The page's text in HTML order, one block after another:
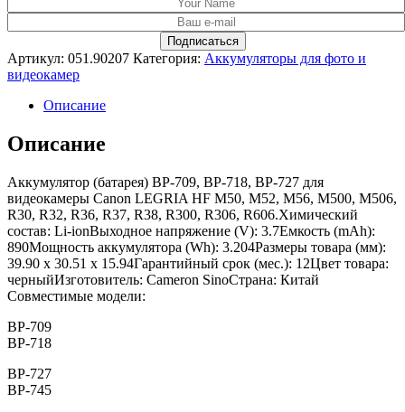
Артикул: 051.90207 Категория: Аккумуляторы для фото и
видеокамер
Описание
Описание
Аккумулятор (батарея) BP-709, BP-718, BP-727 для
видеокамеры Canon LEGRIA HF M50, M52, M56, M500, M506,
R30, R32, R36, R37, R38, R300, R306, R606.Химический
состав: Li-ionВыходное напряжение (V): 3.7Емкость (mAh):
890Мощность аккумулятора (Wh): 3.204Размеры товара (мм):
39.90 x 30.51 x 15.94Гарантийный срок (мес.): 12Цвет товара:
черныйИзготовитель: Cameron SinoСтрана: Китай
Совместимые модели:
BP-709
BP-718
BP-727
BP-745